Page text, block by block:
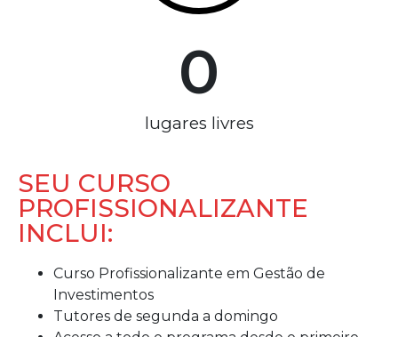
lugares livres
0
SEU CURSO
PROFISSIONALIZANTE
INCLUI:
Curso Profissionalizante em Gestão de
Investimentos
Tutores de segunda a domingo